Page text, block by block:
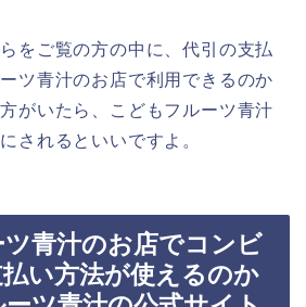
をご覧の方の中に、代引の支払
ツ青汁のお店で利用できるのか
がいたら、こどもフルーツ青汁
されるといいですよ。
青汁のお店でコンビ
い方法が使えるのか